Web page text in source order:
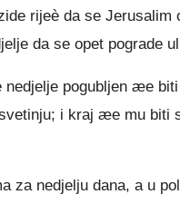
rijeè da se
da se opet pograde
nedjelje pogubljen æe
i kraj æe mu biti
za nedjelju dana, a u